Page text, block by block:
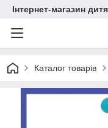
Інтернет-магазин
Каталог товарів